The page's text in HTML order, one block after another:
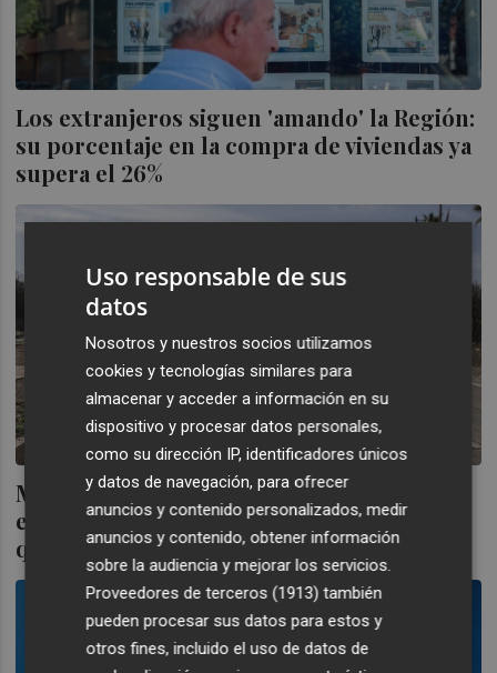
Los extranjeros siguen 'amando' la Región:
su porcentaje en la compra de viviendas ya
supera el 26%
Más de 2.700 extranjeros fueron
expulsados en 2023, casi un 25% menos
que los años precedentes
Uso responsable de sus
datos
Nosotros y nuestros socios utilizamos
cookies y tecnologías similares para
almacenar y acceder a información en su
dispositivo y procesar datos personales,
como su dirección IP, identificadores únicos
y datos de navegación, para ofrecer
anuncios y contenido personalizados, medir
anuncios y contenido, obtener información
sobre la audiencia y mejorar los servicios.
Proveedores de terceros (1913) también
pueden procesar sus datos para estos y
otros fines, incluido el uso de datos de